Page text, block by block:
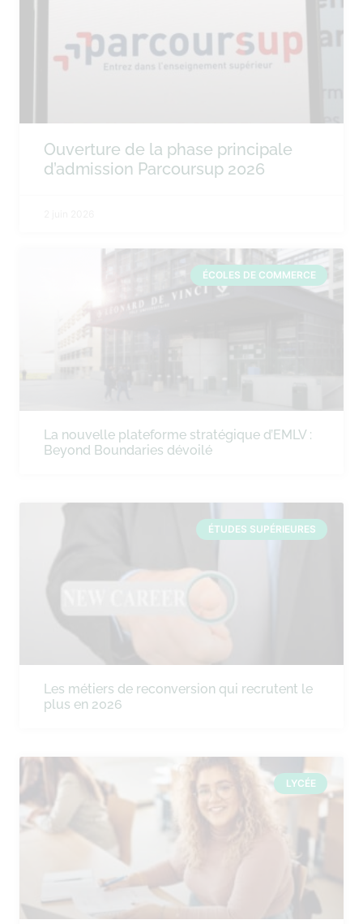
Ouverture de la phase principale
d’admission Parcoursup 2026
ÉCOLES DE COMMERCE
La nouvelle plateforme stratégique d’EMLV :
Beyond Boundaries dévoilé
ÉTUDES SUPÉRIEURES
Les métiers de reconversion qui recrutent le
plus en 2026
LYCÉE